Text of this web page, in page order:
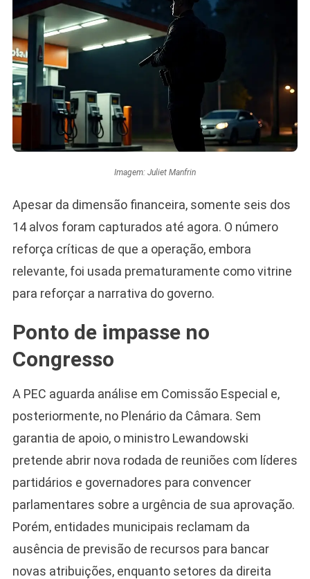
Imagem: Juliet Manfrin
Apesar da dimensão financeira, somente seis dos
14 alvos foram capturados até agora. O número
reforça críticas de que a operação, embora
relevante, foi usada prematuramente como vitrine
para reforçar a narrativa do governo.
Ponto de impasse no
Congresso
A PEC aguarda análise em Comissão Especial e,
posteriormente, no Plenário da Câmara. Sem
garantia de apoio, o ministro Lewandowski
pretende abrir nova rodada de reuniões com líderes
partidários e governadores para convencer
parlamentares sobre a urgência de sua aprovação.
Porém, entidades municipais reclamam da
ausência de previsão de recursos para bancar
novas atribuições, enquanto setores da direita